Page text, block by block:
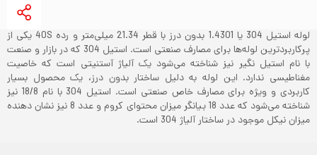
لوله استیل 304 یا 1.4301 بدون درز با قطر 21.34 میلی‌متر و رده 40S یکی از
پرکاربردترین لوله‌ها برای مصارف صنعتی است. استیل 304 که در بازار و صنعت
با نام استیل نگیر نیز شناخته می‌شود یک آلیاژ آستنیتی است که خاصیت
مغناطیسی ندارد. این لوله به دلیل ساختار بدون درز، یک محصول بسیار
کاربردی و ویژه برای مصارف خاص صنعتی است. استیل 304 با نام 18/8 نیز
شناخته می‌شود که عدد 18 بیانگر میزان محتوای کروم و عدد 8 نیز نشان دهنده
میزان نیکل موجود در ساختار آلیاژ 304 است.